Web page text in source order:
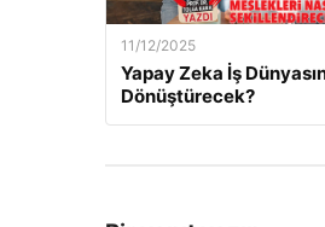
11/12/2025
Yapay Zeka İş
Dönüştürecek?